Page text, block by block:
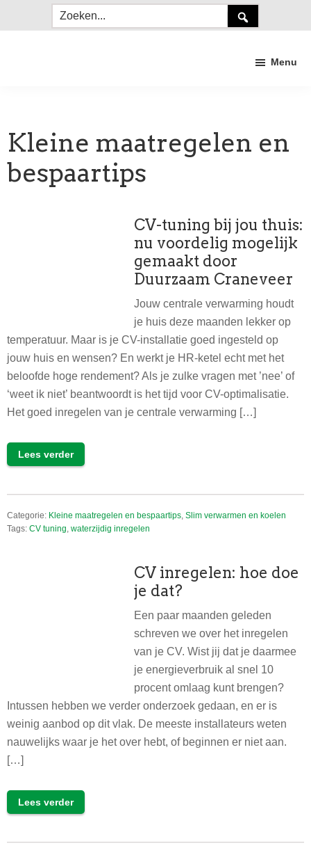
Zoeken...
Menu
Kleine maatregelen en
bespaartips
CV-tuning bij jou thuis:
nu voordelig mogelijk
gemaakt door
Duurzaam Craneveer
Jouw centrale verwarming houdt
je huis deze maanden lekker op
temperatuur. Maar is je CV-installatie goed ingesteld op
jouw huis en wensen? En werkt je HR-ketel echt met het
beloofde hoge rendement? Als je zulke vragen met ’nee’ of
‘weet ik niet’ beantwoordt is het tijd voor CV-optimalisatie.
Het goed inregelen van je centrale verwarming […]
Lees verder
Categorie: Kleine maatregelen en bespaartips, Slim verwarmen en koelen
Tags: CV tuning, waterzijdig inregelen
CV inregelen: hoe doe
je dat?
Een paar maanden geleden
schreven we over het inregelen
van je CV. Wist jij dat je daarmee
je energieverbruik al snel 10
procent omlaag kunt brengen?
Intussen hebben we verder onderzoek gedaan, en er is
weinig aanbod op dit vlak. De meeste installateurs weten
nauwelijks waar je het over hebt, of beginnen er niet aan.
[…]
Lees verder